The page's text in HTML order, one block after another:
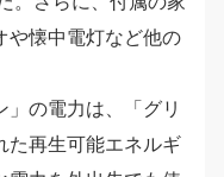
や懐中電灯など他の
」の電力は、「グリ
た再生可能エネルギ